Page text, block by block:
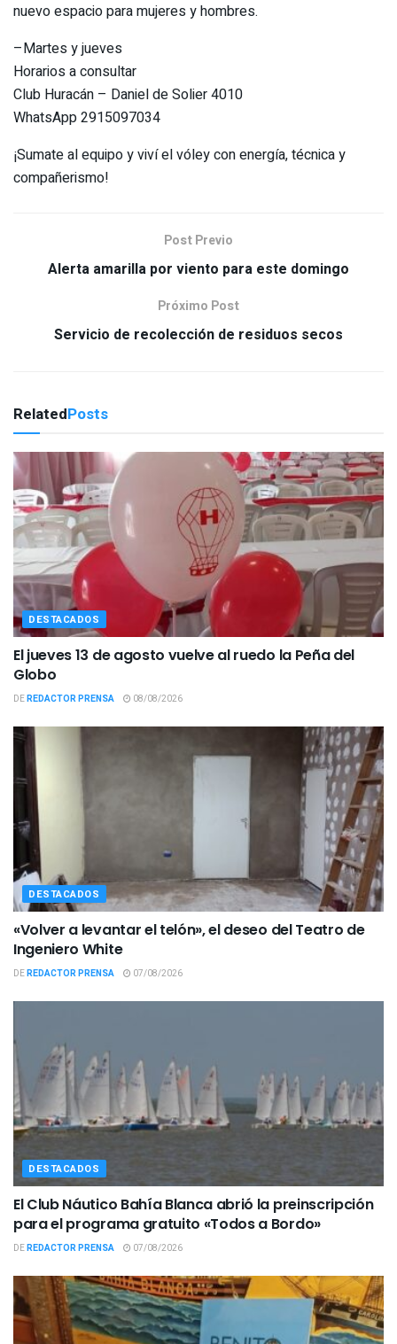
nuevo espacio para mujeres y hombres.
–Martes y jueves
Horarios a consultar
Club Huracán – Daniel de Solier 4010
WhatsApp 2915097034
¡Sumate al equipo y viví el vóley con energía, técnica y
compañerismo!
Post Previo
Alerta amarilla por viento para este domingo
Próximo Post
Servicio de recolección de residuos secos
RelatedPosts
DESTACADOS
El jueves 13 de agosto vuelve al ruedo la Peña del
Globo
DEREDACTOR PRENSA 08/08/2026
DESTACADOS
«Volver a levantar el telón», el deseo del Teatro de
Ingeniero White
DEREDACTOR PRENSA 07/08/2026
DESTACADOS
El Club Náutico Bahía Blanca abrió la preinscripción
para el programa gratuito «Todos a Bordo»
DEREDACTOR PRENSA 07/08/2026